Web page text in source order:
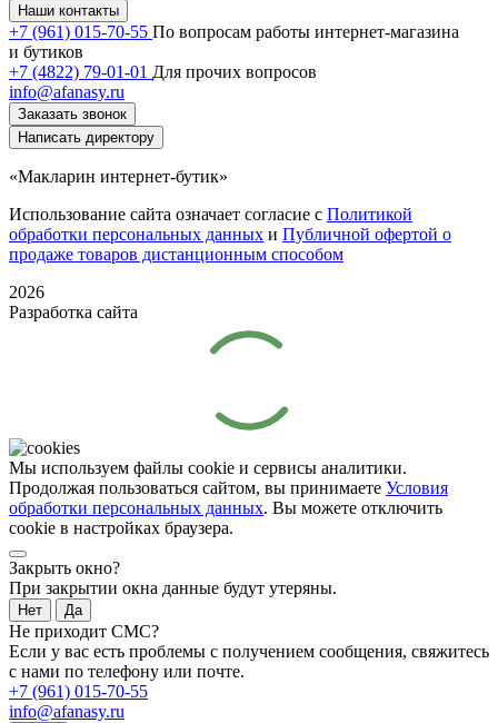
Наши контакты
+7 (961) 015-70-55 По вопросам работы интернет-магазина
и бутиков
+7 (4822) 79-01-01 Для прочих вопросов
info@afanasy.ru
Заказать звонок
Написать директору
«Макларин интернет-бутик»
Использование сайта означает согласие с Политикой
обработки персональных данных и Публичной офертой о
продаже товаров дистанционным способом
2026
Разработка сайта
Мы используем файлы cookie и сервисы аналитики.
Продолжая пользоваться сайтом, вы принимаете Условия
обработки персональных данных. Вы можете отключить
cookie в настройках браузера.
Закрыть окно?
При закрытии окна данные будут утеряны.
Нет Да
Не приходит СМС?
Если у вас есть проблемы с получением сообщения, свяжитесь
с нами по телефону или почте.
+7 (961) 015-70-55
info@afanasy.ru